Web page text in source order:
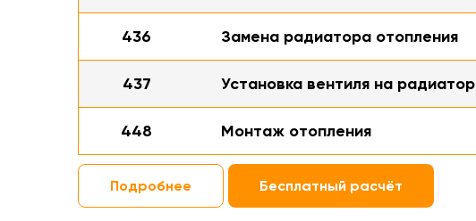
436 Замена радиатора отопления
437 Установка вентиля на радиатор
448 Монтаж отопления
Подробнее Бесплатный расчёт